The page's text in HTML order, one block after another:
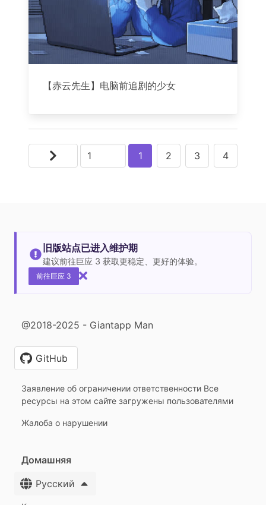
【赤云先生】电脑前追剧的少女
1 2 3 4
旧版站点已进入维护期
建议前往巨应 3 获取更稳定、更好的体验。
前往巨应 3
@2018-2025 - Giantapp Man
GitHub
Заявление об ограничении ответственности Все
ресурсы на этом сайте загружены пользователями
Жалоба о нарушении
Домашняя
Русский